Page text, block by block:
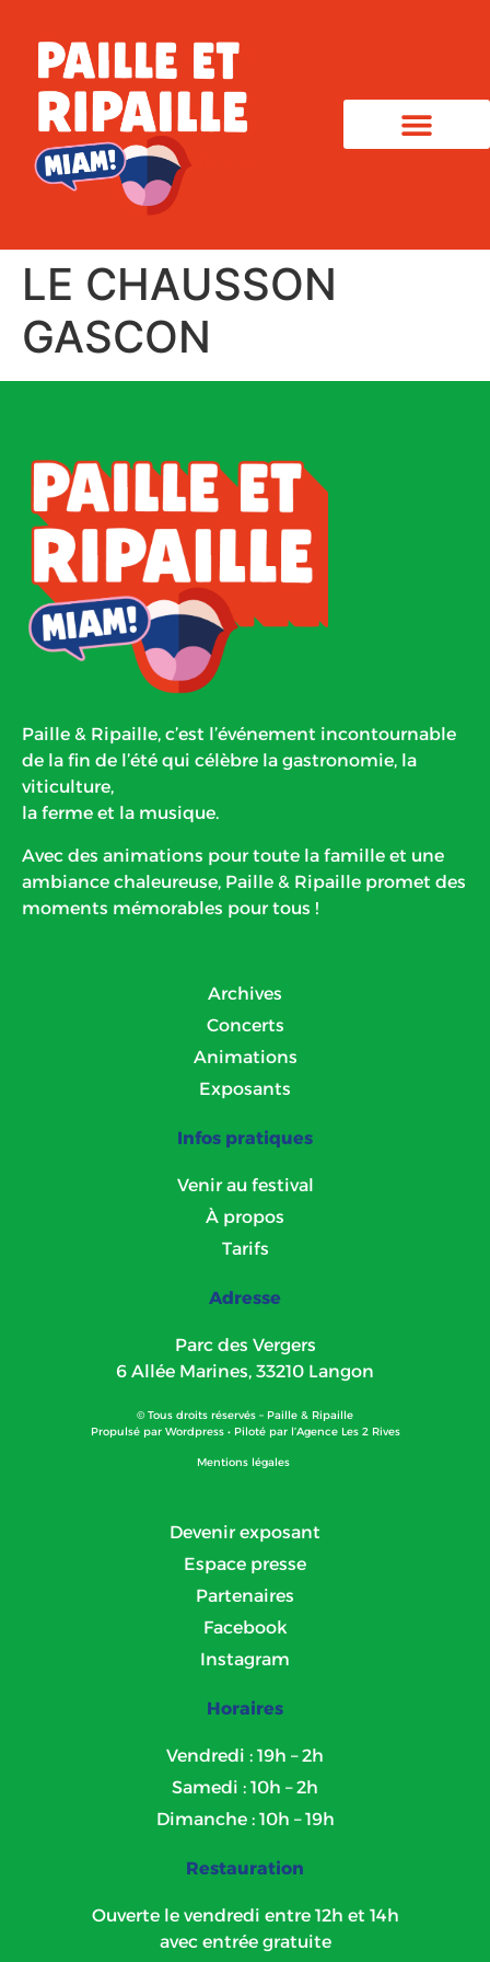
LE CHAUSSON
GASCON
Paille & Ripaille, c’est l’événement incontournable
de la fin de l’été qui célèbre la gastronomie, la
viticulture,
la ferme et la musique.
Avec des animations pour toute la famille et une
ambiance chaleureuse, Paille & Ripaille promet des
moments mémorables pour tous !
Archives
Concerts
Animations
Exposants
Infos pratiques
Venir au festival
À propos
Tarifs
Adresse
Parc des Vergers
6 Allée Marines, 33210 Langon
© Tous droits réservés – Paille & Ripaille
Propulsé par Wordpress• Piloté par l’Agence Les 2 Rives
Mentions légales
Devenir exposant
Espace presse
Partenaires
Facebook
Instagram
Horaires
Vendredi : 19h – 2h
Samedi : 10h – 2h
Dimanche : 10h – 19h
Restauration
Ouverte le vendredi entre 12h et 14h
avec entrée gratuite